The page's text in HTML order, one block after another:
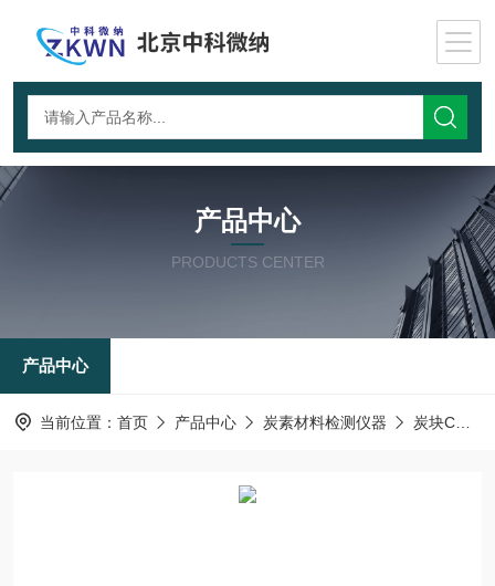
产品中心
PRODUCTS CENTER
产品中心
当前位置： 首页 产品中心 炭素材料检测仪器 炭块CO2反应测试仪